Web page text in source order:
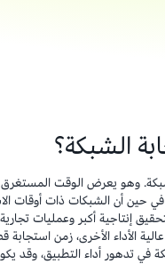
الشبكة؟
وهو يعرض الوقت المستغرق
حين أن الشبكات ذات أوقات
إنتاجية أكبر وعمليات
الأداء الأخرى، زمن
في تدهور أداء التطبيق، وقد